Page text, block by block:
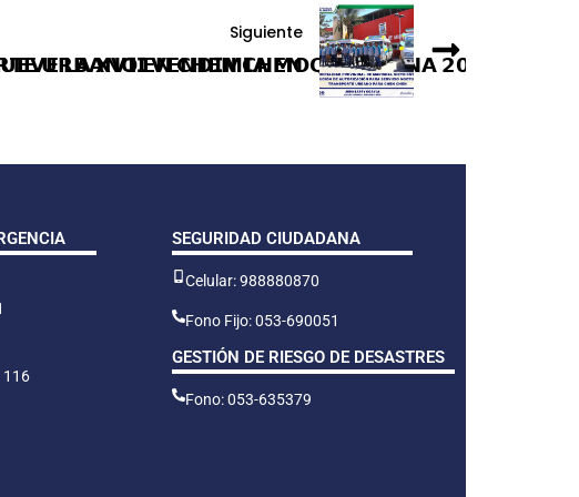
𝗟𝗔 𝗫𝗩𝗜𝗜 𝗩𝗘𝗡𝗗𝗜𝗠𝗜𝗔 𝗠𝗢𝗤𝗨𝗘𝗚𝗨𝗔𝗡𝗔 𝟮𝟬𝟮𝟱 𝗘𝗡
Siguiente
𝗨𝗥𝗕𝗔𝗡𝗢 𝗘𝗡 𝗖𝗛𝗘𝗡 𝗖𝗛𝗘𝗡
116
SEGURIDAD CIUDADANA
Celular: 988880870
Fono Fijo: 053-690051
GESTIÓN DE RIESGO DE DESASTRES
Fono: 053-635379